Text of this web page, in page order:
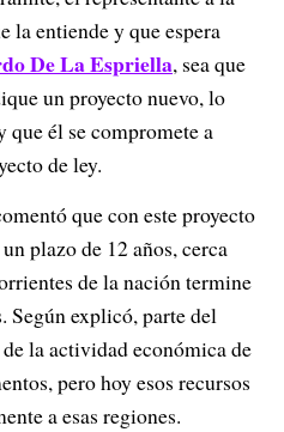
la entiende y que espera
De La Espriella, sea que
un proyecto nuevo, lo
que él se compromete a
de ley.
que con este proyecto
plazo de 12 años, cerca
de la nación termine
Según explicó, parte del
la actividad económica de
pero hoy esos recursos
a esas regiones.